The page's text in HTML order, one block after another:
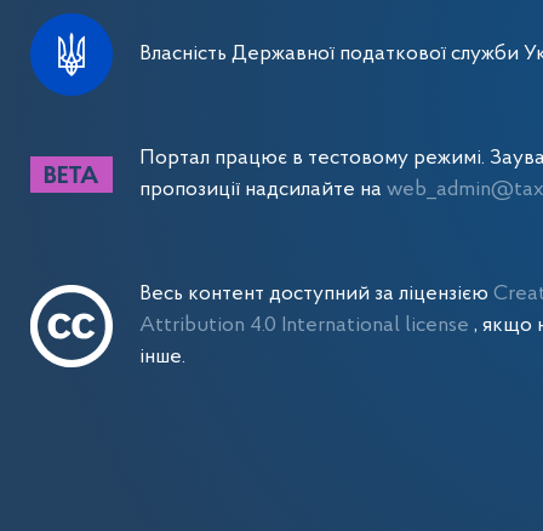
Власність Державної податкової служби
Портал працює в тестовому режимі.
пропозиції надсилайте на
Весь контент доступний за ліцензією
Attribution 4.0 International license , якщо
інше.